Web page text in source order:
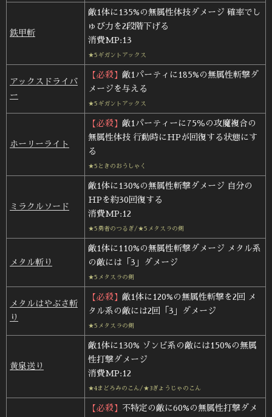
鉄甲斬
敵1体に135%の無属性体技ダメージ 確率でし
ゅび力を2段階下げる
消費MP:13
★5ギガントアックス
アックスドライバ
ー
【必殺】 敵1パーティに185%の無属性斬撃ダ
メージを与える
★5ギガントアックス
ホーリーライト
【必殺】 敵1パーティーに75％の攻魔複合の
無属性体技 行動時にHPが回復する状態にす
る
★5ときのおうしゃく
ミラクルソード
敵1体に130%の無属性斬撃ダメージ 自分の
HPを約30回復する
消費MP:12
★5勇者のつるぎ/★5メタスラの剣
メタル斬り
敵1体に110%の無属性斬撃ダメージ メタル系
の敵には「3」ダメージ
★5メタスラの剣
メタルはやぶさ斬
り
【必殺】 敵1体に120%の無属性斬撃を2回 メ
タル系の敵には2回「3」ダメージ
★5メタスラの剣
黄泉送り
敵1体に130% ゾンビ系の敵には150%の無属
性打撃ダメージ
消費MP:12
★4まどろみのこん/★3ぎょうじゃのこん
【必殺】 不特定の敵に60%の無属性打撃ダメ